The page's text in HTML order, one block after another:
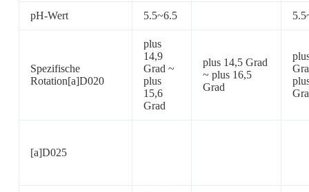
pH-Wert 5.5~6.5
Spezifische
Rotation[a]D020
plus
14,9
Grad ~
plus
15,6
Grad
plus 14,5 Grad
~ plus 16,5
Grad
[a]D025